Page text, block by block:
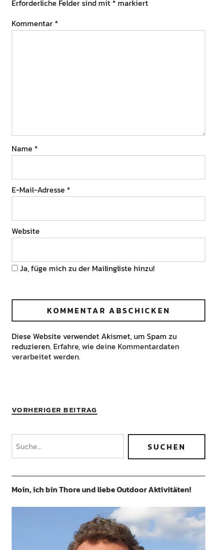
Erforderliche Felder sind mit * markiert
Kommentar *
Name *
E-Mail-Adresse *
Website
Ja, füge mich zu der Mailingliste hinzu!
Diese Website verwendet Akismet, um Spam zu
reduzieren. Erfahre, wie deine Kommentardaten
verarbeitet werden.
VORHERIGER BEITRAG
Moin, ich bin Thore und liebe Outdoor Aktivitäten!